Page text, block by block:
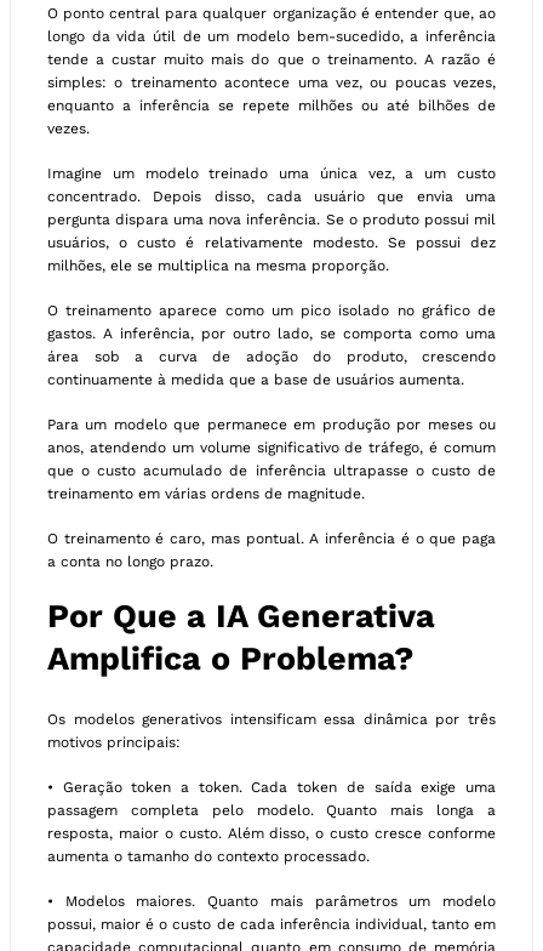
O ponto central para qualquer organização é entender que, ao
longo da vida útil de um modelo bem-sucedido, a inferência
tende a custar muito mais do que o treinamento. A razão é
simples: o treinamento acontece uma vez, ou poucas vezes,
enquanto a inferência se repete milhões ou até bilhões de
vezes.
Imagine um modelo treinado uma única vez, a um custo
concentrado. Depois disso, cada usuário que envia uma
pergunta dispara uma nova inferência. Se o produto possui mil
usuários, o custo é relativamente modesto. Se possui dez
milhões, ele se multiplica na mesma proporção.
O treinamento aparece como um pico isolado no gráfico de
gastos. A inferência, por outro lado, se comporta como uma
área sob a curva de adoção do produto, crescendo
continuamente à medida que a base de usuários aumenta.
Para um modelo que permanece em produção por meses ou
anos, atendendo um volume significativo de tráfego, é comum
que o custo acumulado de inferência ultrapasse o custo de
treinamento em várias ordens de magnitude.
O treinamento é caro, mas pontual. A inferência é o que paga
a conta no longo prazo.
Por Que a IA Generativa
Amplifica o Problema?
Os modelos generativos intensificam essa dinâmica por três
motivos principais:
• Geração token a token. Cada token de saída exige uma
passagem completa pelo modelo. Quanto mais longa a
resposta, maior o custo. Além disso, o custo cresce conforme
aumenta o tamanho do contexto processado.
• Modelos maiores. Quanto mais parâmetros um modelo
possui, maior é o custo de cada inferência individual, tanto em
capacidade computacional quanto em consumo de memória